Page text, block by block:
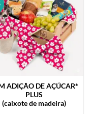
ADIÇÃO DE AÇÚCAR*
PLUS
(caixote de madeira)